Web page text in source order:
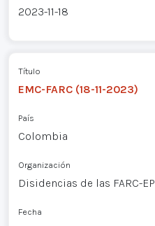
2023-11-18
Título
EMC-FARC (18-11-2023)
País
Colombia
Organización
Disidencias de las FARC-EP
Fecha